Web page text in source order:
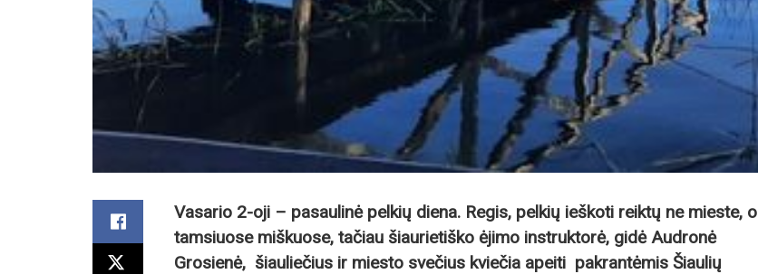
Vasario 2-oji – pasaulinė pelkių diena. Regis, pelkių ieškoti reiktų ne mieste, o
tamsiuose miškuose, tačiau šiaurietiško ėjimo instruktorė, gidė Audronė
Grosienė, šiauliečius ir miesto svečius kviečia apeiti pakrantėmis Šiaulių